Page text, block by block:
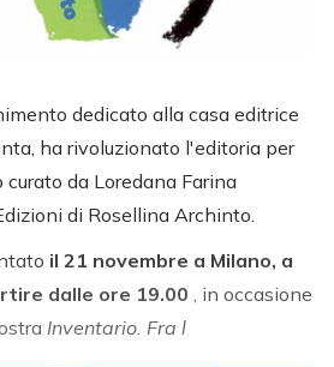
dedicato alla casa editrice
ha rivoluzionato l'editoria per
da Loredana Farina
di Rosellina Archinto.
il 21 novembre a Milano, a
dalle ore 19.00
, in occasione
Inventario. Fra l